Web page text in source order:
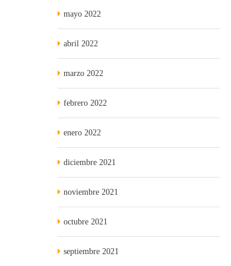
mayo 2022
abril 2022
marzo 2022
febrero 2022
enero 2022
diciembre 2021
noviembre 2021
octubre 2021
septiembre 2021